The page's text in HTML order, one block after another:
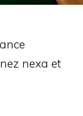
nexa et